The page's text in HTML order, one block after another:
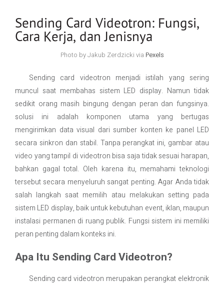
Project
Contact Us
Sending Card Videotron: Fungsi,
Cara Kerja, dan Jenisnya
Photo by Jakub Zerdzicki via Pexels
Sending card videotron menjadi istilah yang sering
muncul saat membahas sistem LED display. Namun tidak
sedikit orang masih bingung dengan peran dan fungsinya.
solusi ini adalah komponen utama yang bertugas
mengirimkan data visual dari sumber konten ke panel LED
secara sinkron dan stabil. Tanpa perangkat ini, gambar atau
video yang tampil di videotron bisa saja tidak sesuai harapan,
bahkan gagal total. Oleh karena itu, memahami teknologi
tersebut secara menyeluruh sangat penting. Agar Anda tidak
salah langkah saat memilih atau melakukan setting pada
sistem LED display, baik untuk kebutuhan event, iklan, maupun
instalasi permanen di ruang publik. Fungsi sistem ini memiliki
peran penting dalam konteks ini.
Apa Itu Sending Card Videotron?
Sending card videotron merupakan perangkat elektronik